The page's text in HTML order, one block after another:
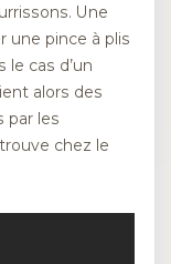
Une
une pince à plis
le cas d’un
alors des
par les
chez le